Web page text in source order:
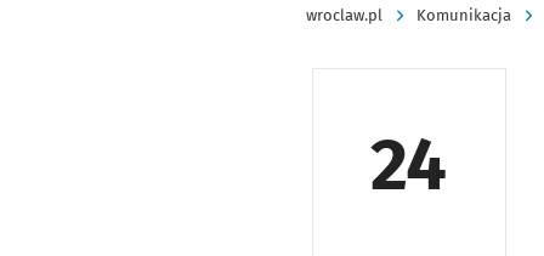
wroclaw.pl Komunikacja
24